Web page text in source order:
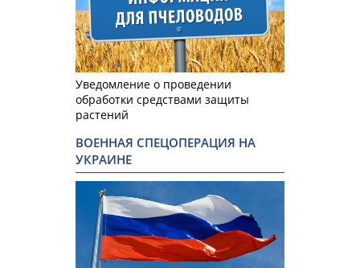
Уведомление о проведении
обработки средствами защиты
растений
ВОЕННАЯ СПЕЦОПЕРАЦИЯ НА
УКРАИНЕ